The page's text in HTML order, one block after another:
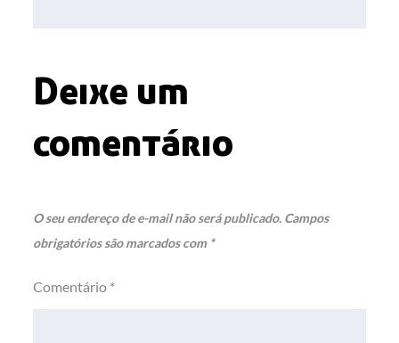
Deixe um
comentário
O seu endereço de e-mail não será publicado. Campos
obrigatórios são marcados com *
Comentário *